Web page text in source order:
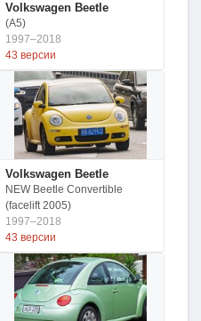
Volkswagen Beetle
(A5)
1997–2018
43 версии
Volkswagen Beetle
NEW Beetle Convertible
(facelift 2005)
1997–2018
43 версии